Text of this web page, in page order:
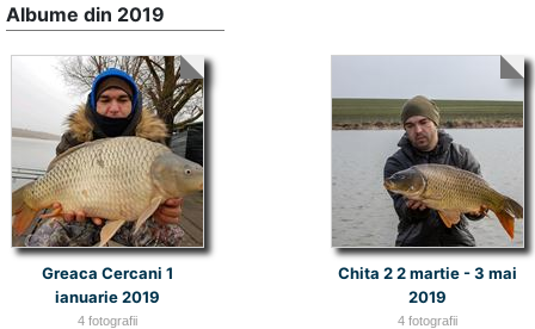
Albume din 2019
Greaca Cercani 1
ianuarie 2019
4 fotografii
Chita 2 2 martie - 3 mai
2019
4 fotografii